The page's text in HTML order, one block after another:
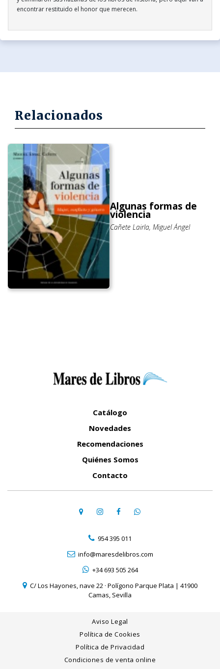
encontrar restituido el honor que merecen.
Relacionados
Algunas formas de
violencia
Cañete Lairla, Miguel Ángel
Catálogo
Novedades
Recomendaciones
Quiénes Somos
Contacto
954 395 011
info@maresdelibros.com
+34 693 505 264
C/ Los Hayones, nave 22 · Polígono Parque Plata | 41900
Camas, Sevilla
Aviso Legal
Política de Cookies
Política de Privacidad
Condiciones de venta online